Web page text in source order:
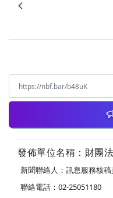
發佈單位名稱：財團
新聞聯絡人：訊息服務核稿
聯絡電話：02-25051180